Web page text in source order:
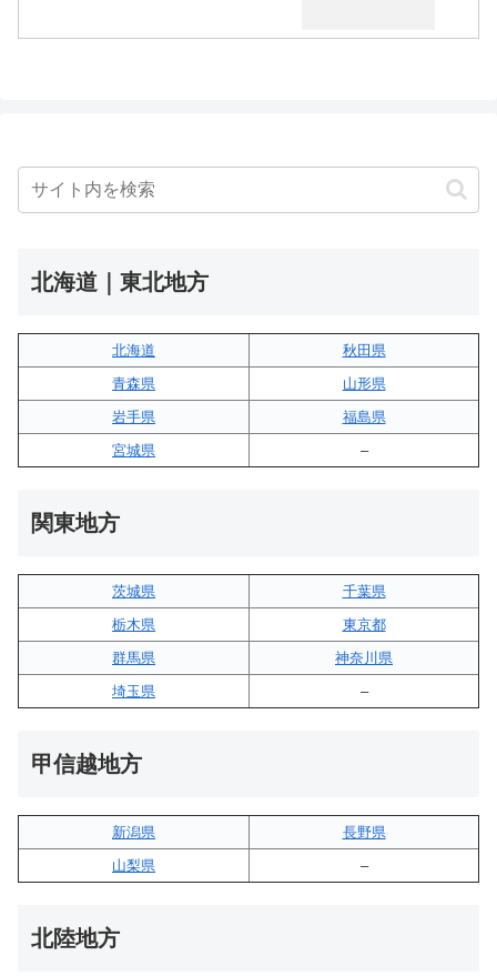
北海道｜東北地方
北海道
秋田県
青森県
山形県
岩手県
福島県
宮城県
–
関東地方
茨城県
千葉県
栃木県
東京都
群馬県
神奈川県
埼玉県
–
甲信越地方
新潟県
長野県
山梨県
–
北陸地方